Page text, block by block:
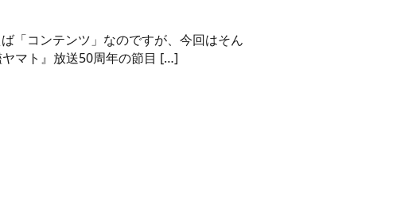
「コンテンツ」なのですが、今回はそん
マト』放送50周年の節目 […]